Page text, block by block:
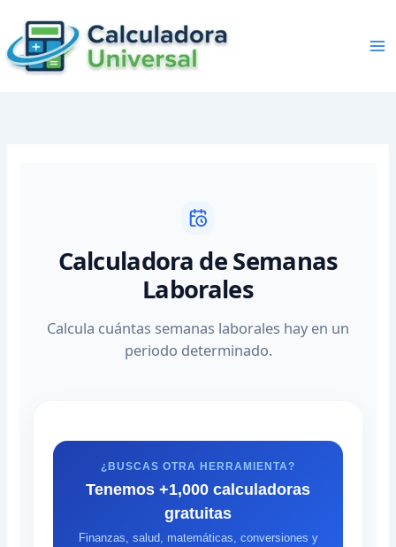
content
Calculadora de Semanas
Laborales
Calcula cuántas semanas laborales hay en un
periodo determinado.
¿BUSCAS OTRA HERRAMIENTA?
Tenemos +1,000 calculadoras
gratuitas
Finanzas, salud, matemáticas, conversiones y